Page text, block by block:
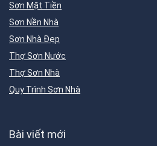
Sơn Mặt Tiền
Sơn Nền Nhà
Sơn Nhà Đẹp
Thợ Sơn Nước
Thợ Sơn Nhà
Quy Trình Sơn Nhà
Bài viết mới